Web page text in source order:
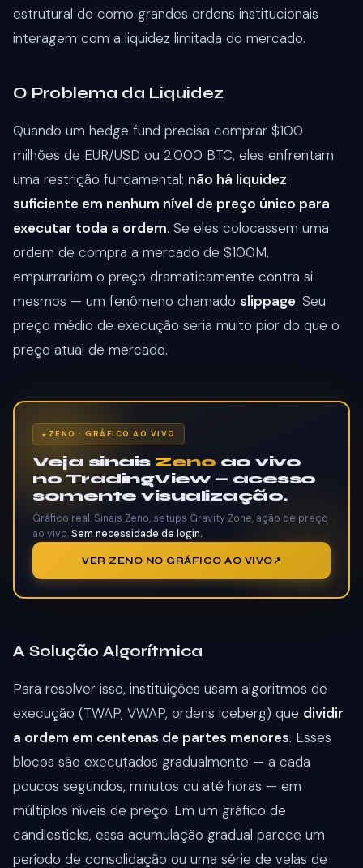
estrutural de como grandes ordens institucionais
interagem com a liquidez limitada do mercado.
O Problema da Liquidez
Quando um hedge fund precisa comprar $100
milhões de EUR/USD ou 2.000 BTC, eles enfrentam
uma restrição fundamental: não há liquidez
suficiente em nenhum nível de preço único para
executar toda a ordem. Se eles colocassem uma
ordem de compra a mercado de $100M,
empurrariam o preço dramaticamente contra si
mesmos — um fenômeno chamado slippage. Seu
preço médio de execução seria muito pior do que o
preço atual de mercado.
ZENO · GRÁFICO AO VIVO
Veja sinais Zeno ao vivo
no TradingView — acesso
somente visualização.
Gráfico real. Sinais Zeno, setups Gravity Zone, ação de preço
ao vivo.Sem necessidade de login.
VER ZENO NO GRÁFICO AO VIVO
A Solução Algorítmica
Para resolver isso, instituições usam algoritmos de
execução (TWAP, VWAP, ordens iceberg) que dividir
a ordem em centenas de partes menores. Esses
blocos são executados gradualmente — a cada
poucos segundos, minutos ou até horas — em
múltiplos níveis de preço. Em um gráfico de
candlesticks, essa acumulação gradual parece um
período de consolidação ou uma série de velas de